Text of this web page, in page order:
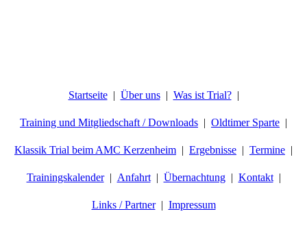
Startseite Über uns Was ist Trial?
Training und Mitgliedschaft / Downloads Oldtimer Sparte
Klassik Trial beim AMC Kerzenheim Ergebnisse Termine
Trainingskalender Anfahrt Übernachtung Kontakt
Links / Partner Impressum